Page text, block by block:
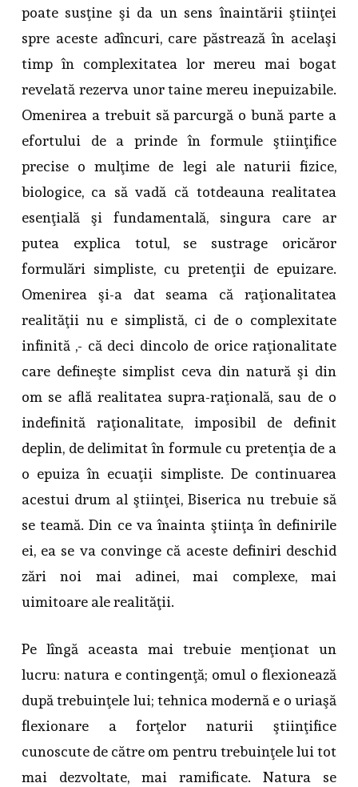
poate susţine şi da un sens înaintării ştiinţei
spre aceste adîncuri, care păstrează în acelaşi
timp în complexitatea lor mereu mai bogat
revelată rezerva unor taine mereu inepuizabile.
Omenirea a trebuit să parcurgă o bună parte a
efortului de a prinde în formule ştiinţifice
precise o mulţime de legi ale naturii fizice,
biologice, ca să vadă că totdeauna realitatea
esenţială şi fundamentală, singura care ar
putea explica totul, se sustrage oricăror
formulări simpliste, cu pretenţii de epuizare.
Omenirea şi-a dat seama că raţionalitatea
realităţii nu e simplistă, ci de o complexitate
infinită ,- că deci dincolo de orice raţionalitate
care defineşte simplist ceva din natură şi din
om se află realitatea supra-raţională, sau de o
indefinită raţionalitate, imposibil de definit
deplin, de delimitat în formule cu pretenţia de a
o epuiza în ecuaţii simpliste. De continuarea
acestui drum al ştiinţei, Biserica nu trebuie să
se teamă. Din ce va înainta ştiinţa în definirile
ei, ea se va convinge că aceste definiri deschid
zări noi mai adinei, mai complexe, mai
uimitoare ale realităţii.
Pe lîngă aceasta mai trebuie menţionat un
lucru: natura e contingenţă; omul o flexionează
după trebuinţele lui; tehnica modernă e o uriaşă
flexionare a forţelor naturii ştiinţifice
cunoscute de către om pentru trebuinţele lui tot
mai dezvoltate, mai ramificate. Natura se